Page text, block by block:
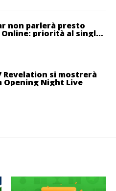
non parlerà presto
priorità al single-
Revelation si mostrerà
Opening Night Live